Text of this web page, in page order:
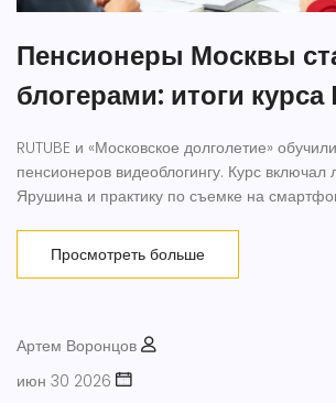
Пенсионеры Москвы
блогерами: итоги курса
RUTUBE и «Московское долголетие»
пенсионеров видеоблогингу. Курс включал
Ярушина и практику по съемке на
Просмотреть больше
Артем Воронцов
июн 30 2026